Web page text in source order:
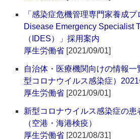
「感染症危機管理専門家養成
Disease Emergency Specialist
（IDES）」採用案内
厚生労働省 [2021/09/01]
自治体・医療機関向けの情報
型コロナウイルス感染症）
厚生労働省 [2021/09/01]
新型コロナウイルス感染症の患
（空港・海港検疫）
厚生労働省 [2021/08/31]